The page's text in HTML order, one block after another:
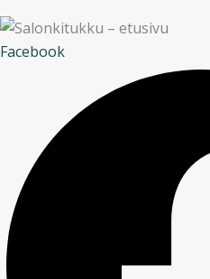
Facebook